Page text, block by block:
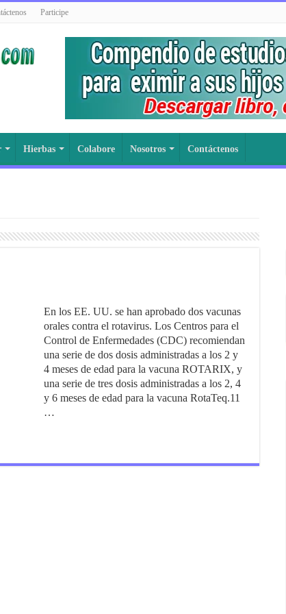
Participe
Hierbas Colabore Nosotros Contáctenos
En los EE. UU. se han aprobado dos vacunas
orales contra el rotavirus. Los Centros para el
Control de Enfermedades (CDC) recomiendan
una serie de dos dosis administradas a los 2 y
4 meses de edad para la vacuna ROTARIX, y
una serie de tres dosis administradas a los 2, 4
y 6 meses de edad para la vacuna RotaTeq.11
…